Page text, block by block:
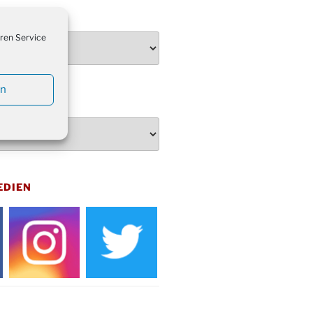
Service
zum Reformationstag in der
Akkordeon-Orchester im
um 16:00 Uhr
zum Volkstrauertag am
im Ev. Gemeindehaus von 14-
des Honterus Chors im
um 19:00 Uhr
im Ev. Gemeindehaus von